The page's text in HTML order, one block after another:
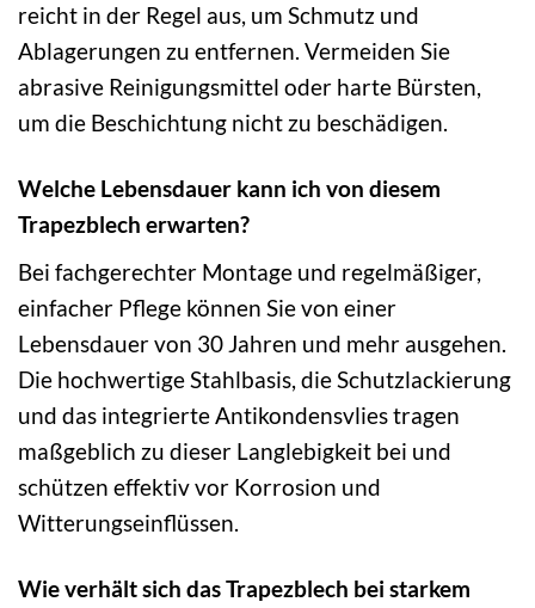
reicht in der Regel aus, um Schmutz und
Ablagerungen zu entfernen. Vermeiden Sie
abrasive Reinigungsmittel oder harte Bürsten,
um die Beschichtung nicht zu beschädigen.
Welche Lebensdauer kann ich von diesem
Trapezblech erwarten?
Bei fachgerechter Montage und regelmäßiger,
einfacher Pflege können Sie von einer
Lebensdauer von 30 Jahren und mehr ausgehen.
Die hochwertige Stahlbasis, die Schutzlackierung
und das integrierte Antikondensvlies tragen
maßgeblich zu dieser Langlebigkeit bei und
schützen effektiv vor Korrosion und
Witterungseinflüssen.
Wie verhält sich das Trapezblech bei starkem